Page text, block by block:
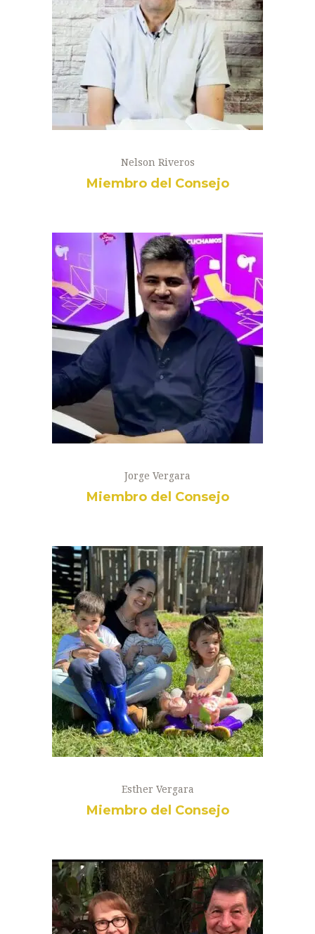
Nelson Riveros
Miembro del Consejo
Jorge Vergara
Miembro del Consejo
Esther Vergara
Miembro del Consejo